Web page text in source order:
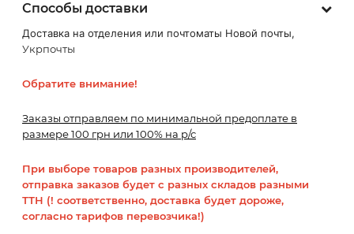
Способы доставки
Доставка на отделения или почтоматы Новой почты,
Укрпочты
Обратите внимание!
Заказы отправляем по минимальной предоплате в
размере 100 грн или 100% на р/с
При выборе товаров разных производителей,
отправка заказов будет с разных складов разными
ТТН (! соответственно, доставка будет дороже,
согласно тарифов перевозчика!)